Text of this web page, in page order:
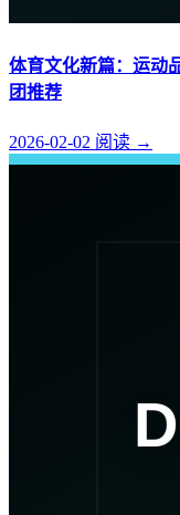
体育文化新篇：运
团推荐
2026-02-02 阅读 →